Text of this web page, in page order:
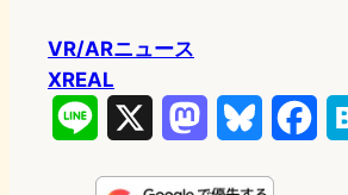
VR/ARニュース
XREAL